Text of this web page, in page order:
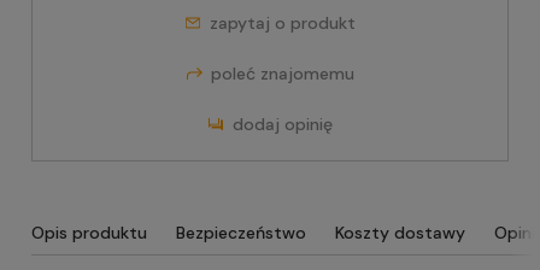
zapytaj o produkt
poleć znajomemu
dodaj opinię
Opis produktu Bezpieczeństwo Koszty dostawy